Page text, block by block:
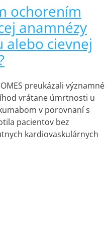
ochorením
anamnézy
cievnej
preukázali významné
vrátane úmrtnosti u
v porovnaní s
pacientov bez
kardiovaskulárnych